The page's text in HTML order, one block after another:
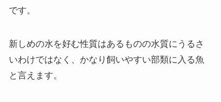
です。
新しめの水を好む性質はあるものの水質にうるさ
いわけではなく、かなり飼いやすい部類に入る魚
と言えます。